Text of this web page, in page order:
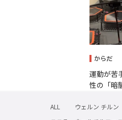
からだ
運動が苦
性の「暗
ALL
ウェルン チルン